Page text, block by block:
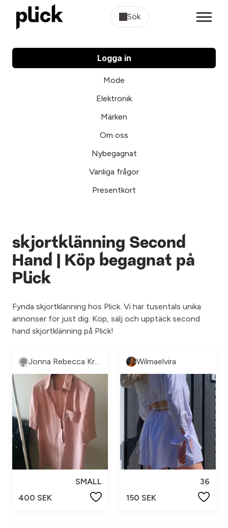
Sök
Logga in
Mode
Elektronik
Märken
Om oss
Nybegagnat
Vanliga frågor
Presentkort
skjortklänning Second
Hand | Köp begagnat på
Plick
Fynda skjortklänning hos Plick. Vi har tusentals unika
annonser för just dig. Köp, sälj och upptäck second
hand skjortklänning på Plick!
Jonna Rebecca Krusell
SMALL
400 SEK
Wilmaelvira
36
150 SEK